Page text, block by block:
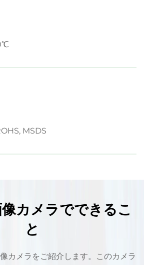
MSDS
カメラでできるこ
と
カメラをご紹介します。このカメラ